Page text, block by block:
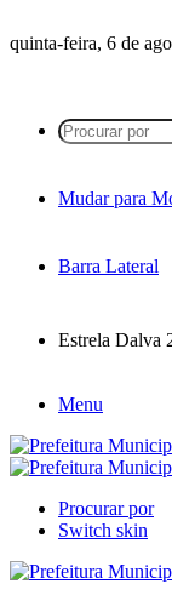
quinta-feira, 6 de
Mudar para
Barra Lateral
Estrela Dalva
Menu
Procurar por
Switch skin